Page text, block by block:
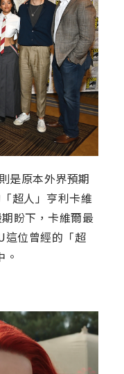
是原本外界預期
超人」亨利卡維
盼下，卡維爾最
這位曾經的「超